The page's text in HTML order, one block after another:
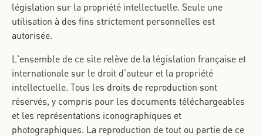
législation sur la propriété intellectuelle. Seule une
utilisation à des fins strictement personnelles est
autorisée.
L'ensemble de ce site relève de la législation française et
internationale sur le droit d'auteur et la propriété
intellectuelle. Tous les droits de reproduction sont
réservés, y compris pour les documents téléchargeables
et les représentations iconographiques et
photographiques. La reproduction de tout ou partie de ce